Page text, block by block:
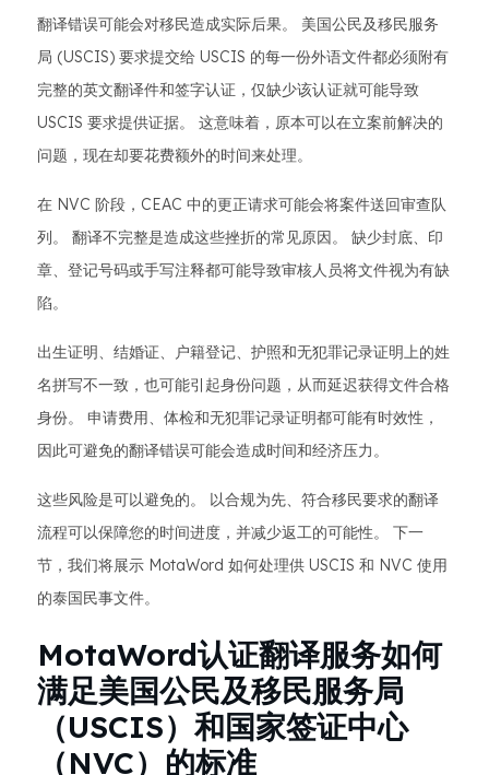
翻译错误可能会对移民造成实际后果。 美国公民及移民服务
局 (USCIS) 要求提交给 USCIS 的每一份外语文件都必须附有
完整的英文翻译件和签字认证，仅缺少该认证就可能导致
USCIS 要求提供证据。 这意味着，原本可以在立案前解决的
问题，现在却要花费额外的时间来处理。
在 NVC 阶段，CEAC 中的更正请求可能会将案件送回审查队
列。 翻译不完整是造成这些挫折的常见原因。 缺少封底、印
章、登记号码或手写注释都可能导致审核人员将文件视为有缺
陷。
出生证明、结婚证、户籍登记、护照和无犯罪记录证明上的姓
名拼写不一致，也可能引起身份问题，从而延迟获得文件合格
身份。 申请费用、体检和无犯罪记录证明都可能有时效性，
因此可避免的翻译错误可能会造成时间和经济压力。
这些风险是可以避免的。 以合规为先、符合移民要求的翻译
流程可以保障您的时间进度，并减少返工的可能性。 下一
节，我们将展示 MotaWord 如何处理供 USCIS 和 NVC 使用
的泰国民事文件。
MotaWord认证翻译服务如何
满足美国公民及移民服务局
（USCIS）和国家签证中心
（NVC）的标准